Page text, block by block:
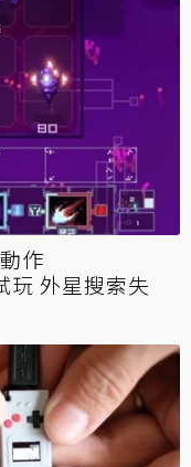
作
玩 外星搜索失